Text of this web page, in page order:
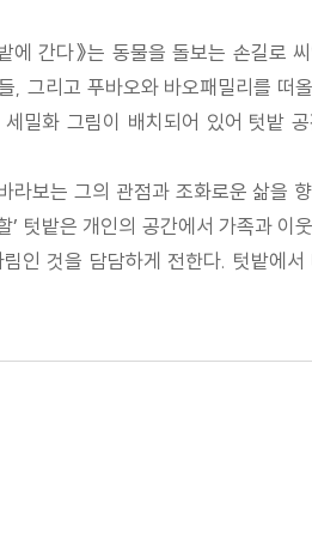
간다》는 동물을 돌보는 손길로
, 그리고 푸바오와 바오패밀리를 떠
밀화 그림이 배치되어 있어 텃밭
라보는 그의 관점과 조화로운 삶을
텃밭은 개인의 공간에서 가족과 이
인 것을 담담하게 전한다. 텃밭에